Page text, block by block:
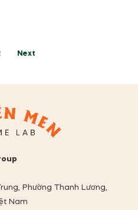
Next
Phường Thanh Lương,
Nam